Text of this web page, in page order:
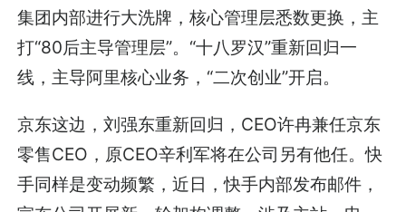
集团内部进行大洗牌，核心管理层悉数更换，主
打“80后主导管理层”。“十八罗汉”重新回归一
线，主导阿里核心业务，“二次创业”开启。
京东这边，刘强东重新回归，CEO许冉兼任京东
零售CEO，原CEO辛利军将在公司另有他任。快
手同样是变动频繁，近日，快手内部发布邮件，